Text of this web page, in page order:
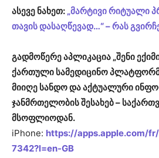
ასევე ნახეთ: „მარტივი რიტუალი
თავის დასაღწევად…“ – რას
გადმოწერე აპლიკაცია „შენი
ქართული სამედიცინო
მიიღე სანდო და აქტუალური
ჯანმრთელობის შესახებ –
მსოფლიოდან.
iPhone: https://apps.apple.com/
7342?l=en-GB